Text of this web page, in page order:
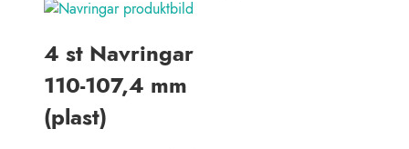
4 st Navringar
110-107,4 mm
(plast)